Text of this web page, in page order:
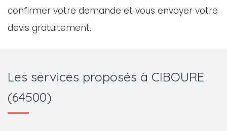
confirmer votre demande et vous envoyer votre
devis gratuitement.
Les services proposés à CIBOURE
(64500)